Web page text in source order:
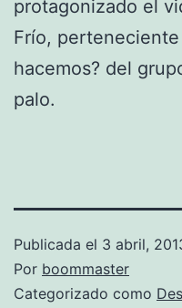
protagonizado el
Frío,
hacemos? del
palo.
Publicada el 3 abril,
Por boommaster
Categorizado como